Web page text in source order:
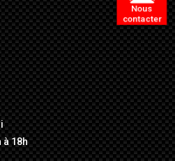
à 18h
Nous
contacter